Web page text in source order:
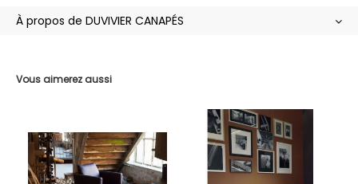
Vous aimerez aussi
À propos de DUVIVIER CANAPÉS